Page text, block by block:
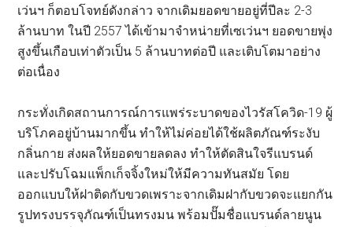
เว่นฯ ก็ตอบโจทย์ดังกล่าว จากเดิมยอดขายอยู่ที่ปีละ 2-3
ล้านบาท ในปี 2557 ได้เข้ามาจำหน่ายที่เซเว่นฯ ยอดขายพุ่ง
สูงขึ้นเกือบเท่าตัวเป็น 5 ล้านบาทต่อปี และเติบโตมาอย่าง
ต่อเนื่อง
กระทั่งเกิดสถานการณ์การแพร่ระบาดของไวรัสโควิด-19 ผู้
บริโภคอยู่บ้านมากขึ้น ทำให้ไม่ค่อยได้ใช้ผลิตภัณฑ์ระงับ
กลิ่นกาย ส่งผลให้ยอดขายลดลง ทำให้ตัดสินใจรีแบรนด์
และปรับโฉมแพ็กเก็จจิ้งใหม่ให้มีความทันสมัย โดย
ออกแบบให้ฝาติดกับขวดเพราะจากเดิมฝากับขวดจะแยกกัน
รูปทรงบรรจุภัณฑ์เป็นทรงมน พร้อมปั๊มชื่อแบรนด์ลายนูน